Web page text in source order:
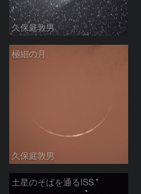
久保庭敦男
極細の月
久保庭敦男
土星のそばを通るISS